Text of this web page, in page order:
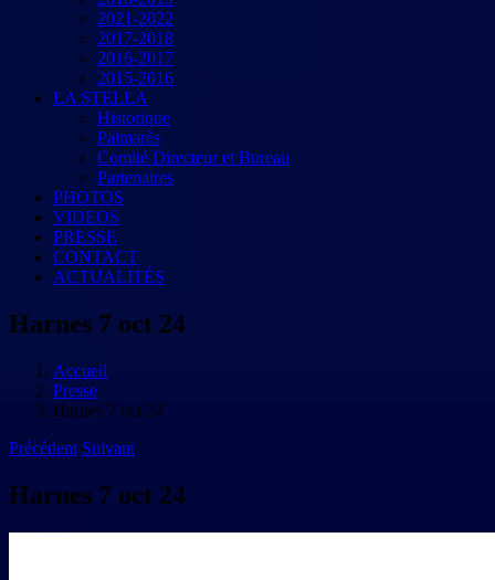
2021-2022
2017-2018
2016-2017
2015-2016
LA STELLA
Historique
Palmarès
Comité Directeur et Bureau
Partenaires
PHOTOS
VIDEOS
PRESSE
CONTACT
ACTUALITÉS
Harnes 7 oct 24
Accueil
Presse
Harnes 7 oct 24
Précédent Suivant
Harnes 7 oct 24